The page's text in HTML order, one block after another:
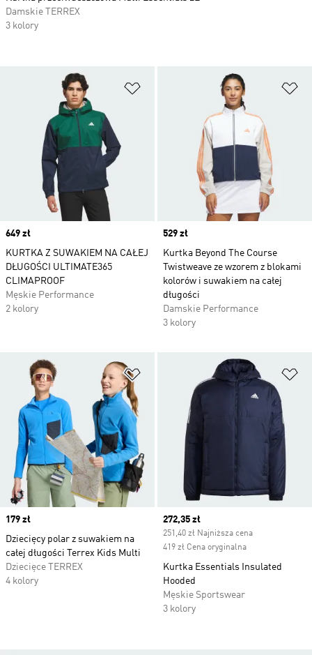
Dodaj do listy życzeń
Price
649 zł
KURTKA Z SUWAKIEM NA CAŁEJ
DŁUGOŚCI ULTIMATE365
CLIMAPROOF
Męskie Performance
2 kolory
Price
529 zł
Kurtka Beyond The Course
Twistweave ze wzorem z blokami
kolorów i suwakiem na całej
długości
Damskie Performance
3 kolory
Dodaj do listy życzeń
Price
179 zł
Dziecięcy polar z suwakiem na
całej długości Terrex Kids Multi
Dziecięce TERREX
4 kolory
Current price
272,35 zł
251,40 zł Najniższa cena
419 zł Cena oryginalna
Kurtka Essentials Insulated
Hooded
Męskie Sportswear
3 kolory
Damskie TERREX
3 kolory